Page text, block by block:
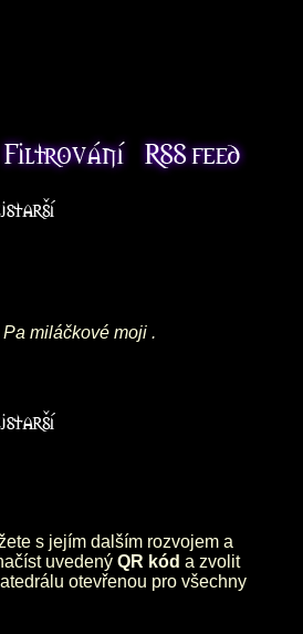
miláčkové moji .
s jejím dalším rozvojem a
uvedený QR kód a zvolit
otevřenou pro všechny